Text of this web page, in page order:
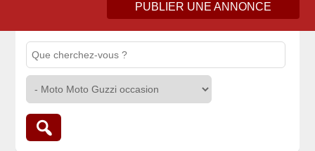
PUBLIER UNE ANNONCE